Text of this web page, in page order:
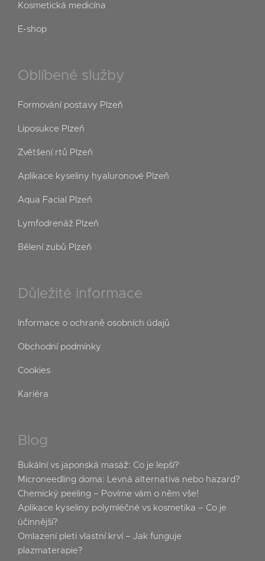
Kosmetická medicína
E-shop
Oblíbené služby
Formování postavy Plzeň
Liposukce Plzeň
Zvětšení rtů Plzeň
Aplikace kyseliny hyaluronové Plzeň
Aqua Facial Plzeň
Lymfodrenáž Plzeň
Bělení zubů Plzeň
Důležité informace
Informace o ochraně osobních údajů
Obchodní podmínky
Cookies
Kariéra
Blog
Bukální vs japonská masáž: Co je lepší?
Microneedling doma: Levná alternativa nebo hazard?
Chemický peeling – Povíme vám o něm vše!
Aplikace kyseliny polymléčné vs kosmetika – Co je
účinnější?
Omlazení pleti vlastní krví – Jak funguje
plazmaterapie?